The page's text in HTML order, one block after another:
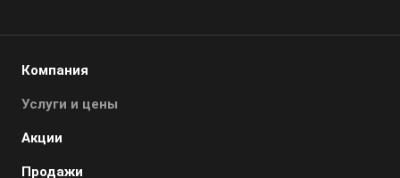
Компания
Услуги и цены
Акции
Продажи